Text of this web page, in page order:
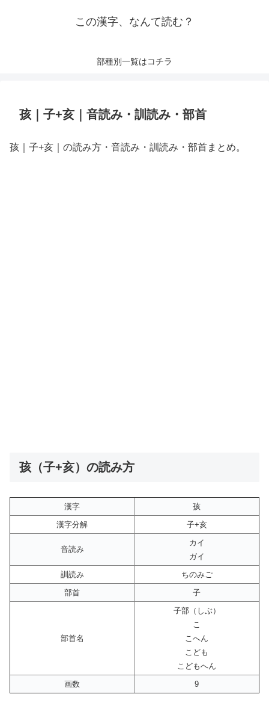
この漢字、なんて読む？
部種別一覧はコチラ
孩｜子+亥｜音読み・訓読み・部首
孩｜子+亥｜の読み方・音読み・訓読み・部首まとめ。
孩（子+亥）の読み方
漢字
孩
漢字分解
子+亥
音読み
カイ
ガイ
訓読み
ちのみご
部首
子
部首名
子部（しぶ）
こ
こへん
こども
こどもへん
画数
9